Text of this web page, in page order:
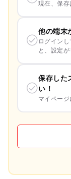
現在、保
他の端末
ログイン
と、設定
保存した
い！
マイペー